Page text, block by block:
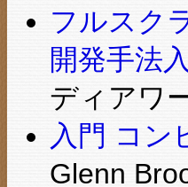
フルスク
開発手法
ディアワ
入門 コン
Glenn